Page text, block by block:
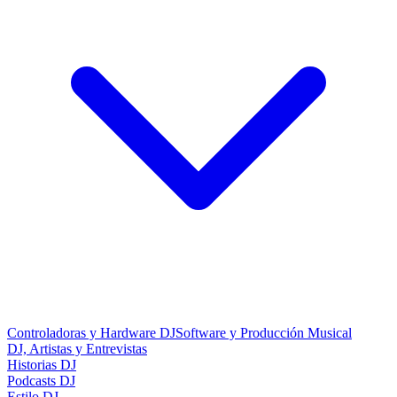
Controladoras y Hardware DJSoftware y Producción Musical
DJ, Artistas y Entrevistas
Historias DJ
Podcasts DJ